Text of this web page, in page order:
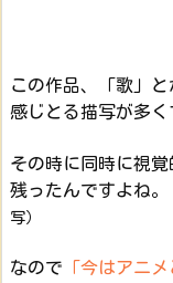
この作品、「歌」
感じとる描写が多く
その時に同時に視
残ったんですよね。
写）
なので 「今はアニ